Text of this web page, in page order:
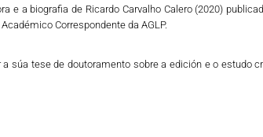
e a biografia de Ricardo Carvalho Calero (2020)
Correspondente da AGLP.
súa tese de doutoramento sobre a edición e o estudo